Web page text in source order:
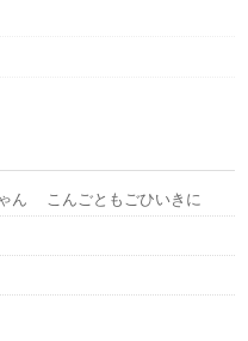
ん こんごともごひいきに